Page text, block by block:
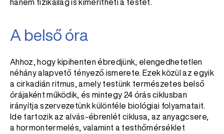
hanem fizikailag is kimerítheti a testet.
A belső óra
Ahhoz, hogy kipihenten ébredjünk, elengedhetetlen
néhány alapvető tényező ismerete. Ezek közül az egyik
a cirkadián ritmus, amely testünk természetes belső
órájaként működik, és mintegy 24 órás ciklusban
irányítja szervezetünk különféle biológiai folyamatait.
Ide tartozik az alvás-ébrenlét ciklusa, az anyagcsere,
a hormontermelés, valamint a testhőmérséklet